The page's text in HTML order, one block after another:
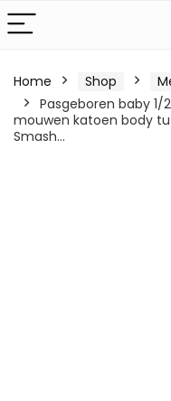
Home Shop
Pasgeboren baby
mouwen katoen body
Smash…